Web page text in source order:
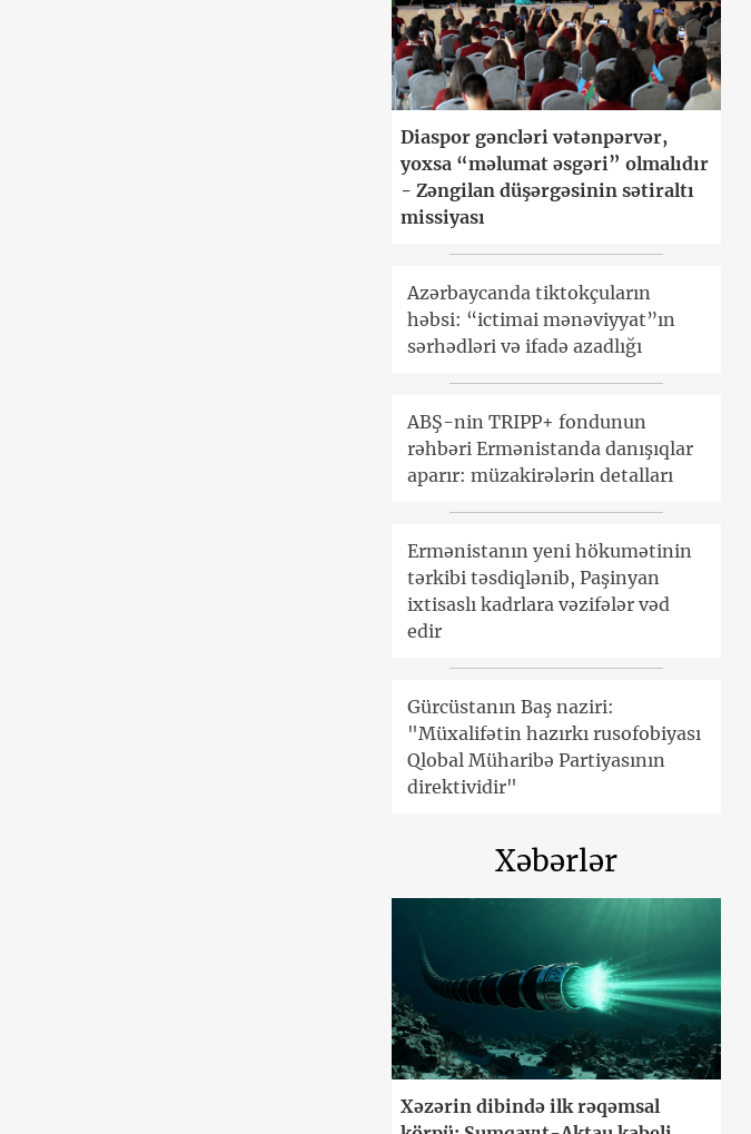
Diaspor gəncləri vətənpərvər,
yoxsa “məlumat əsgəri” olmalıdır
- Zəngilan düşərgəsinin sətiraltı
missiyası
Azərbaycanda tiktokçuların
həbsi: “ictimai mənəviyyat”ın
sərhədləri və ifadə azadlığı
ABŞ-nin TRIPP+ fondunun
rəhbəri Ermənistanda danışıqlar
aparır: müzakirələrin detalları
Ermənistanın yeni hökumətinin
tərkibi təsdiqlənib, Paşinyan
ixtisaslı kadrlara vəzifələr vəd
edir
Gürcüstanın Baş naziri:
"Müxalifətin hazırkı rusofobiyası
Qlobal Müharibə Partiyasının
direktividir"
Xəbərlər
Xəzərin dibində ilk rəqəmsal